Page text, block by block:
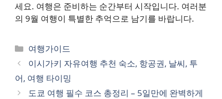
세요. 여행은 준비하는 순간부터 시작입니다. 여러분
의 9월 여행이 특별한 추억으로 남기를 바랍니다.
카
테
고
리
여행가이드
이시가키 자유여행 추천 숙소, 항공권, 날씨, 투
어, 여행 타이밍
도쿄 여행 필수 코스 총정리 – 5일만에 완벽하게